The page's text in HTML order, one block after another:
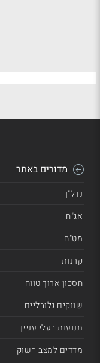
מדורים באתר
נדל"ן
אג"ח
מט"ח
קרנות
חסכון ארוך טווח
שווקים גלובליים
תנועות בעלי עניין
מדדים למצב השוק